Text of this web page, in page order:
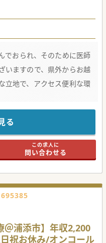
でおられ、そのために医師
いますので、県外からお越
立地で、アクセス便利な環
液内科医を募集しておりま
者様のために質の高い医療
っしゃいます。
、ご経験を活かしたい先生
る
この求人に
問い合わせる
695385
浦添市】年収2,200
祝お休み/オンコール